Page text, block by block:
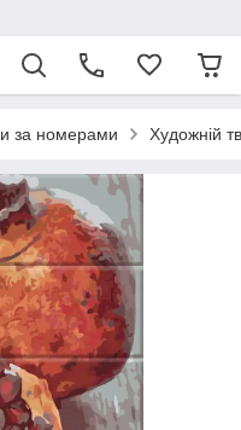
за номерами Художній